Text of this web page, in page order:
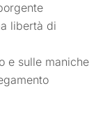
libertà di
e sulle maniche